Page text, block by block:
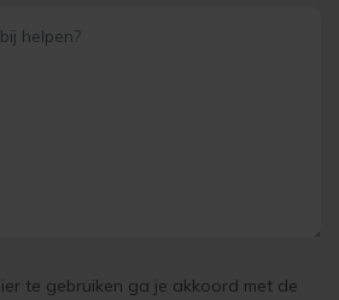
te gebruiken ga je akkoord met de